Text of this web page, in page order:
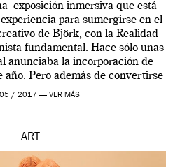
exposición inmersiva que está
para sumergirse en el
de Björk, con la Realidad
fundamental. Hace sólo unas
anunciaba la incorporación de
Pero además de convertirse
más relevantes […]
/ 2017 — VER MÁS
ART